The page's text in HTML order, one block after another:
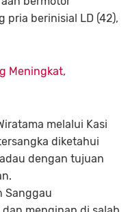
pria berinisial LD (42),
Meningkat,
melalui Kasi
diketahui
dengan tujuan
Sanggau